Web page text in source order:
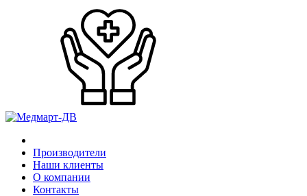
Производители
Наши клиенты
О компании
Контакты